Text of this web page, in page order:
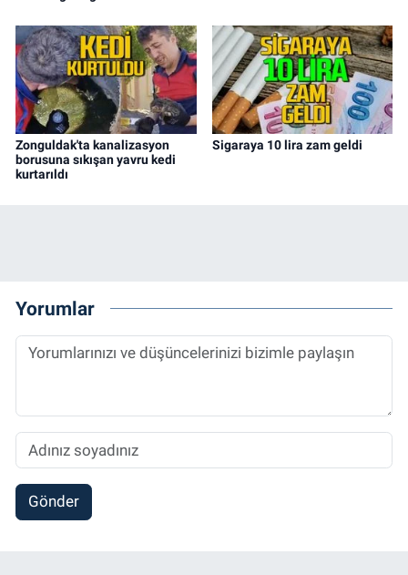
Zonguldak'ta kanalizasyon
borusuna sıkışan yavru kedi
kurtarıldı
Sigaraya 10 lira zam geldi
Yorumlar
Gönder